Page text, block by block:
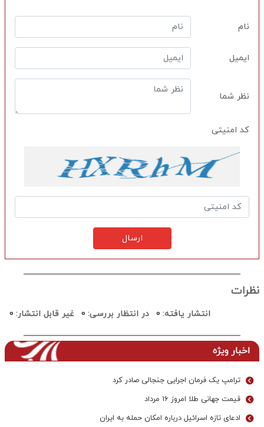
نام
ایمیل
نظر شما
کد امنیتی
ارسال
نظرات
انتشار یافته:0 در انتظار بررسی:0 غیر قابل انتشار:0
اخبار ویژه
ترامپ یک فرمان اجرایی جنجالی صادر کرد
قیمت جهانی طلا امروز ۱۶ مرداد
ادعای تازه اسرائیل درباره امکان حمله به ایران